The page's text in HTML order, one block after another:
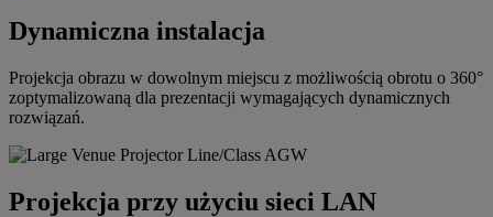
Dynamiczna instalacja
Projekcja obrazu w dowolnym miejscu z możliwością obrotu o 360°
zoptymalizowaną dla prezentacji wymagających dynamicznych
rozwiązań.
Projekcja przy użyciu sieci LAN